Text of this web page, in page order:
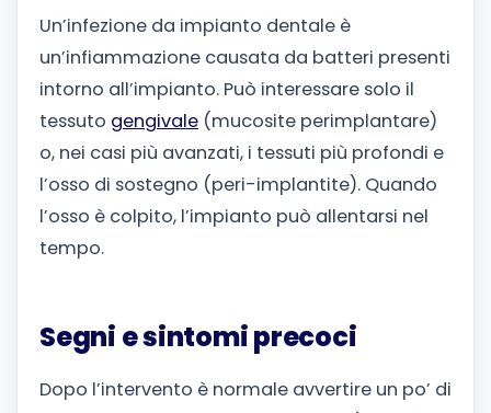
Un’infezione da impianto dentale è
un’infiammazione causata da batteri presenti
intorno all’impianto. Può interessare solo il
tessuto gengivale (mucosite perimplantare)
o, nei casi più avanzati, i tessuti più profondi e
l’osso di sostegno (peri-implantite). Quando
l’osso è colpito, l’impianto può allentarsi nel
tempo.
Segni e sintomi precoci
Dopo l’intervento è normale avvertire un po’ di